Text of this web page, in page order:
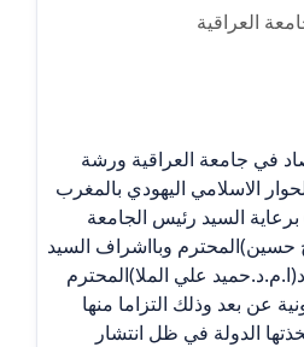
العراقية
في جامعة العراقية ورشة
الاسلامي اليهودي بالمغرب
السيد رئيس الجامعة
حسين)المحترم وبااشراف السيد
علي الملا)المحترم
عن بعد وذلك التزاما منها
الدولة في ظل انتشار